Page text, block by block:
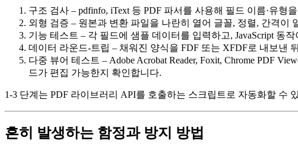
구조 검사 – pdfinfo, iText 등 PDF 파서를 사용해 필드 이름·유형
외형 검증 – 원본과 변환 파일을 나란히 열어 글꼴, 정렬, 간격이
기능 테스트 – 각 필드에 샘플 데이터를 입력하고, JavaScript 동
데이터 라운드‑트립 – 채워진 양식을 FDF 또는 XFDF로 내보낸
다중 뷰어 테스트 – Adobe Acrobat Reader, Foxit, Chrome PDF
드가 편집 가능한지 확인합니다.
1‑3 단계는 PDF 라이브러리 API를 호출하는 스크립트로 자동화할 수
흔히 발생하는 함정과 방지 방법